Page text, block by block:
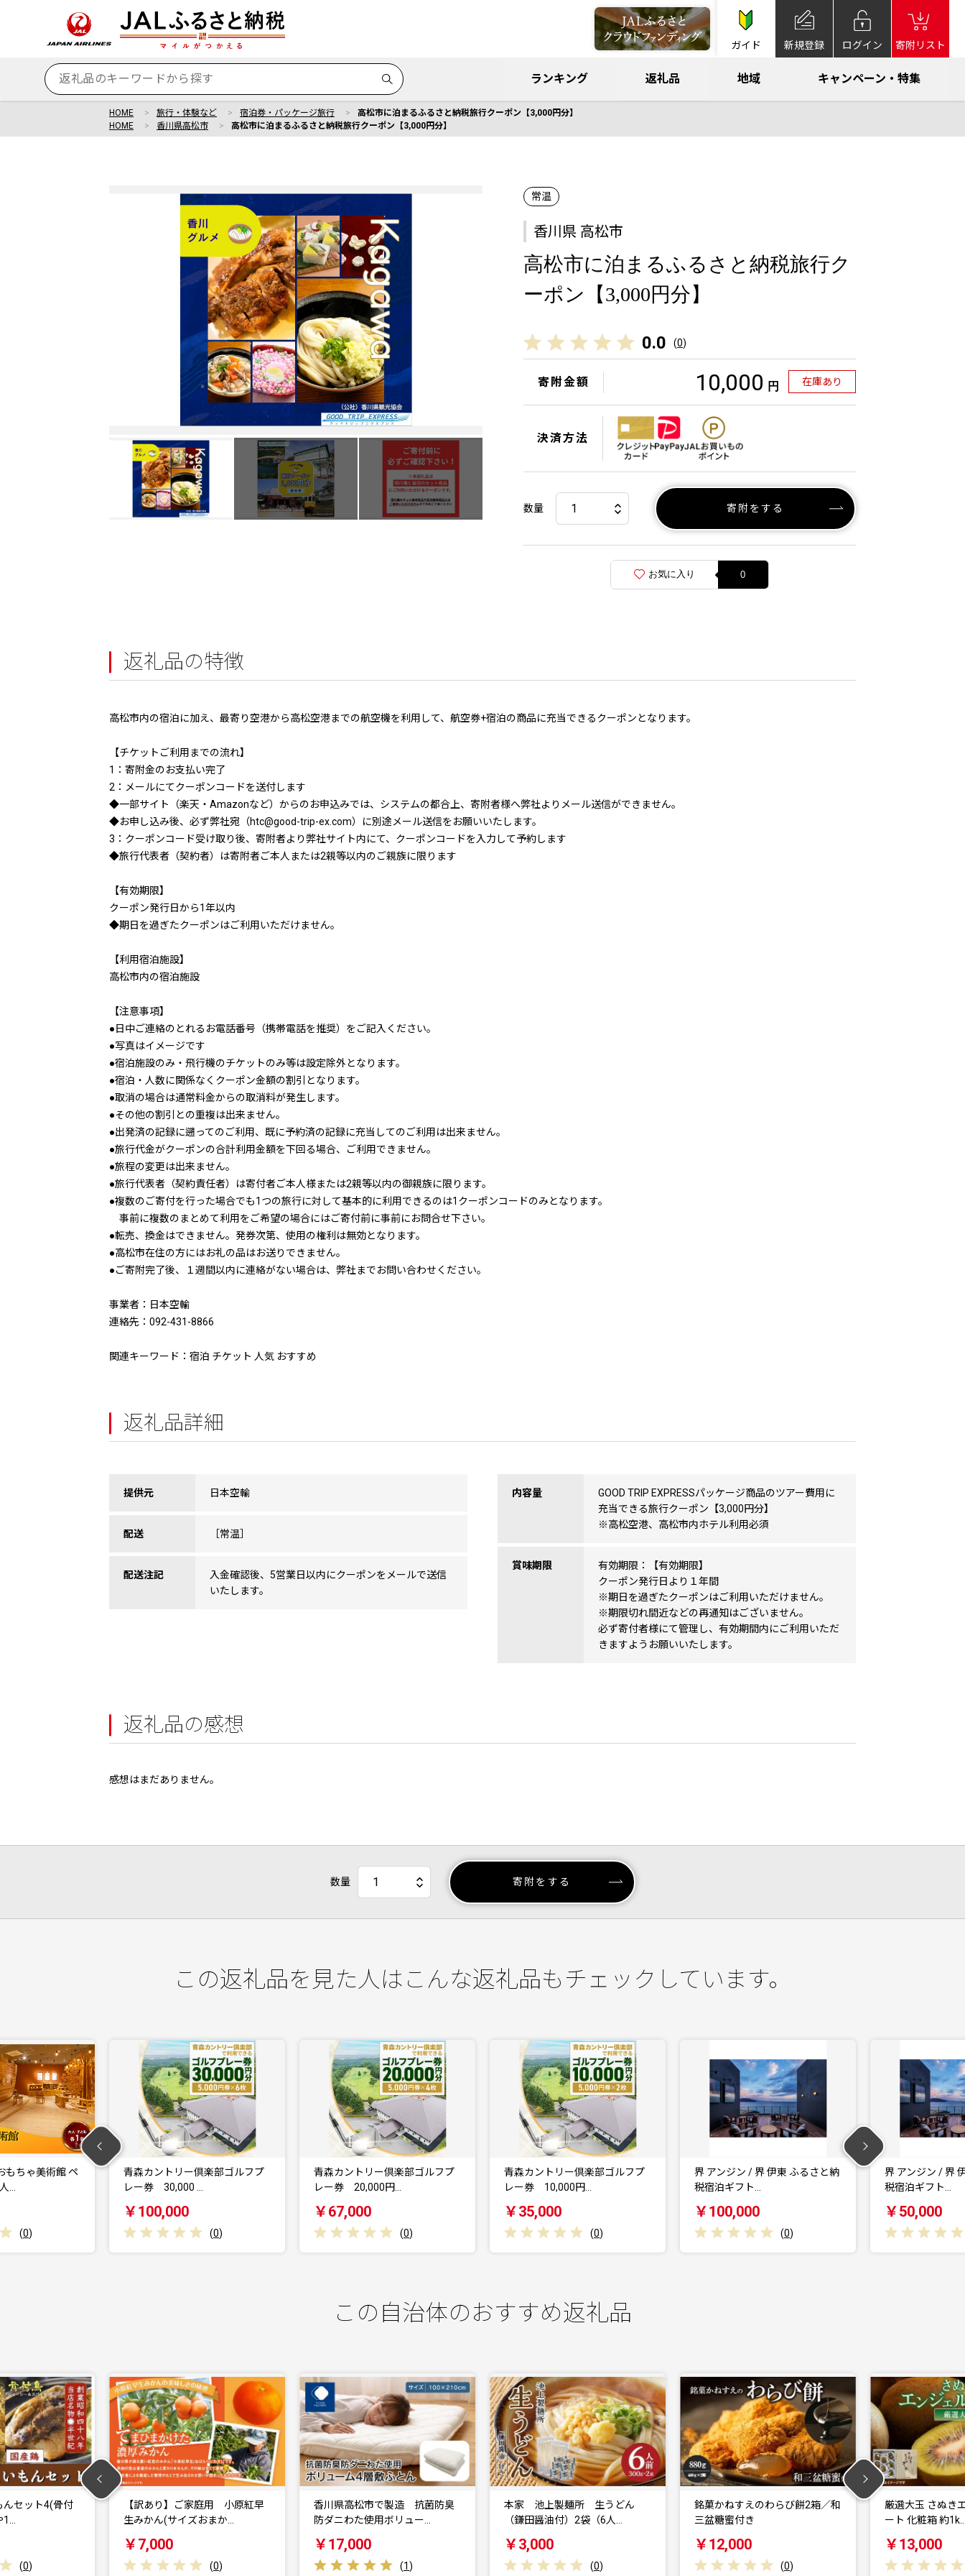
ガイド 新規登録 ログイン 寄附リスト
ランキング 返礼品 地域 キャンペーン・特集
HOME 旅行・体験など 宿泊券・パッケージ旅行
高松市に泊まるふるさと納税旅行クーポン【3,000円分】
HOME
香川県高松市 高松市に泊まるふるさと納税旅行クーポン【3,000円分】
常温
香川県 高松市
高松市に泊まるふるさと納税旅行ク
ーポン【3,000円分】
0.0 (0)
寄附金額 10,000 円 在庫あり
決済方法
数量 寄附をする
お気に入り 0
返礼品の特徴
高松市内の宿泊に加え、最寄り空港から高松空港までの航空機を利用して、航空券+宿泊の商品に充当できるクーポンとなります。
【チケットご利用までの流れ】
1：寄附金のお支払い完了
2：メールにてクーポンコードを送付します
◆一部サイト（楽天・Amazonなど）からのお申込みでは、システムの都合上、寄附者様へ弊社よりメール送信ができません。
◆お申し込み後、必ず弊社宛（htc@good-trip-ex.com）に別途メール送信をお願いいたします。
3：クーポンコード受け取り後、寄附者より弊社サイト内にて、クーポンコードを入力して予約します
◆旅行代表者（契約者）は寄附者ご本人または2親等以内のご親族に限ります
【有効期限】
クーポン発行日から1年以内
◆期日を過ぎたクーポンはご利用いただけません。
【利用宿泊施設】
高松市内の宿泊施設
【注意事項】
●日中ご連絡のとれるお電話番号（携帯電話を推奨）をご記入ください。
●写真はイメージです
●宿泊施設のみ・飛行機のチケットのみ等は設定除外となります。
●宿泊・人数に関係なくクーポン金額の割引となります。
●取消の場合は通常料金からの取消料が発生します。
●その他の割引との重複は出来ません。
●出発済の記録に遡ってのご利用、既に予約済の記録に充当してのご利用は出来ません。
●旅行代金がクーポンの合計利用金額を下回る場合、ご利用できません。
●旅程の変更は出来ません。
●旅行代表者（契約責任者）は寄付者ご本人様または2親等以内の御親族に限ります。
●複数のご寄付を行った場合でも1つの旅行に対して基本的に利用できるのは1クーポンコードのみとなります。
事前に複数のまとめて利用をご希望の場合にはご寄付前に事前にお問合せ下さい。
●転売、換金はできません。発券次第、使用の権利は無効となります。
●高松市在住の方にはお礼の品はお送りできません。
●ご寄附完了後、１週間以内に連絡がない場合は、弊社までお問い合わせください。
事業者：日本空輸
連絡先：092-431-8866
関連キーワード：宿泊 チケット 人気 おすすめ
返礼品詳細
提供元 日本空輸
配送 ［常温］
配送注記
入金確認後、5営業日以内にクーポンをメールで送信
いたします。
内容量
GOOD TRIP EXPRESSパッケージ商品のツアー費用に
充当できる旅行クーポン【3,000円分】
※高松空港、高松市内ホテル利用必須
賞味期限
有効期限：【有効期限】
クーポン発行日より１年間
※期日を過ぎたクーポンはご利用いただけません。
※期限切れ間近などの再通知はございません。
必ず寄付者様にて管理し、有効期間内にご利用いただ
きますようお願いいたします。
返礼品の感想
感想はまだありません。
数量 寄附をする
この返礼品を見た人はこんな返礼品もチェックしています。
ゃ美術館 ペ
( 0)
青森カントリー倶楽部ゴルフプ
レー券 30,000 …
￥100,000
( 0)
青森カントリー倶楽部ゴルフプ
レー券 20,000円…
￥67,000
( 0)
青森カントリー倶楽部ゴルフプ
レー券 10,000円…
￥35,000
( 0)
界 アンジン / 界 伊東 ふるさと納
税宿泊ギフト…
￥100,000
( 0)
界 アンジン / 界 伊
税宿泊ギフト…
￥50,000
( 0
この自治体のおすすめ返礼品
んセット4(骨付
(0)
【訳あり】ご家庭用 小原紅早
生みかん(サイズおまか…
￥7,000
(0)
香川県高松市で製造 抗菌防臭
防ダニわた使用ボリュー…
￥17,000
(1)
本家 池上製麺所 生うどん
（鎌田醤油付）2袋（6人…
￥3,000
(0)
銘菓かねすえのわらび餅2箱／和
三盆糖蜜付き
￥12,000
(0)
厳選大玉 さぬき
ート 化粧箱 約
￥13,000